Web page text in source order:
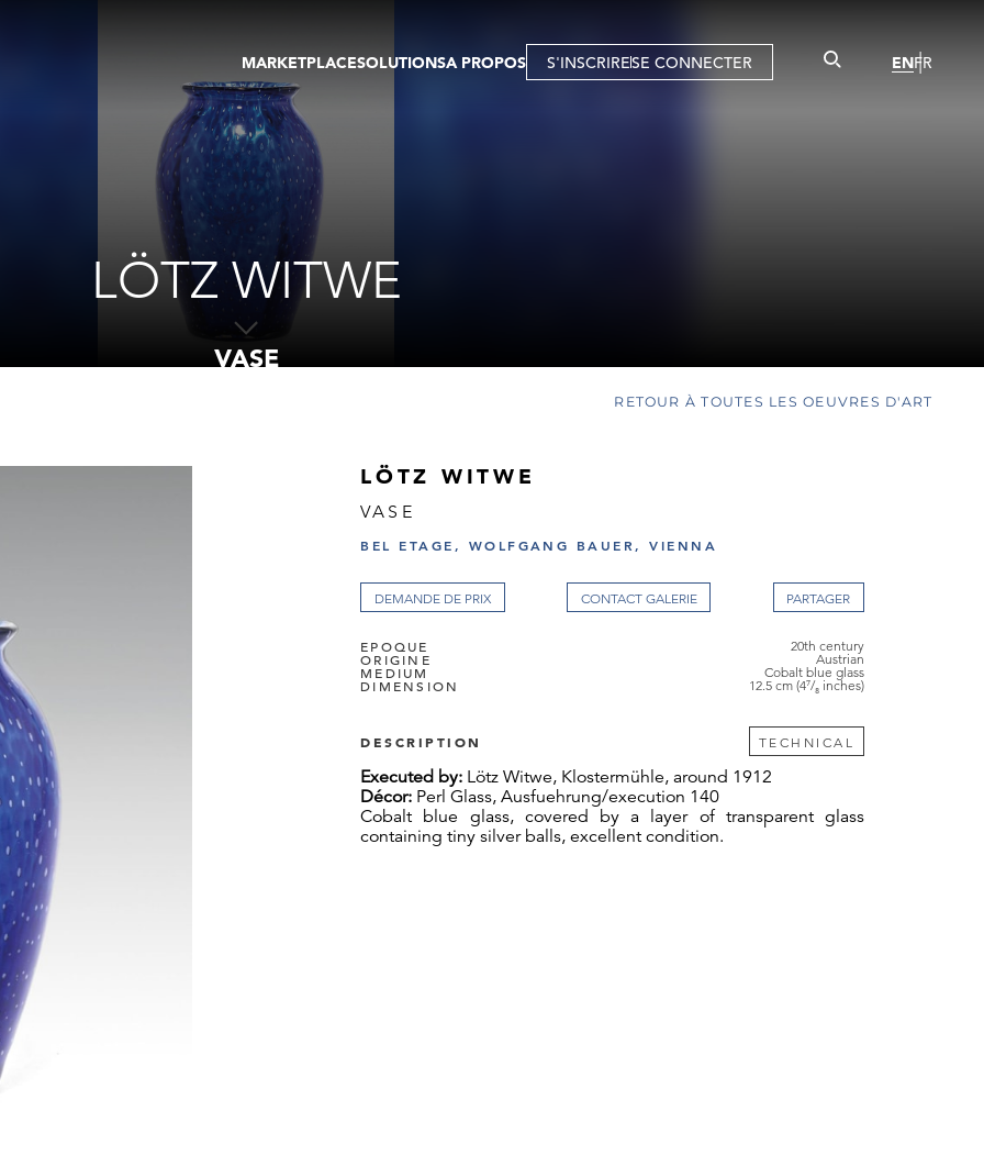
MARKETPLACE
OEUVRES D'ART
GALERIES
TOURS VIRTUELS
PUBLICATIONS
SOLUTIONSA PROPOS S'INSCRIRESE CONNECTER ENFR
LÖTZ WITWE
VASE
RETOUR À TOUTES LES OEUVRES D'ART
LÖTZ WITWE
VASE
BEL ETAGE, WOLFGANG BAUER, VIENNA
DEMANDE DE PRIX CONTACT GALERIE
EPOQUE 20th century
ORIGINE Austrian
MEDIUM Cobalt blue glass
DIMENSION 12.5 cm (4⁷/₈ inches)
DESCRIPTION TECHNICAL
Executed by: Lötz Witwe, Klostermühle, around 1912
Décor: Perl Glass, Ausfuehrung/execution 140
Cobalt blue glass, covered by a layer of transparent glass
containing tiny silver balls, excellent condition.